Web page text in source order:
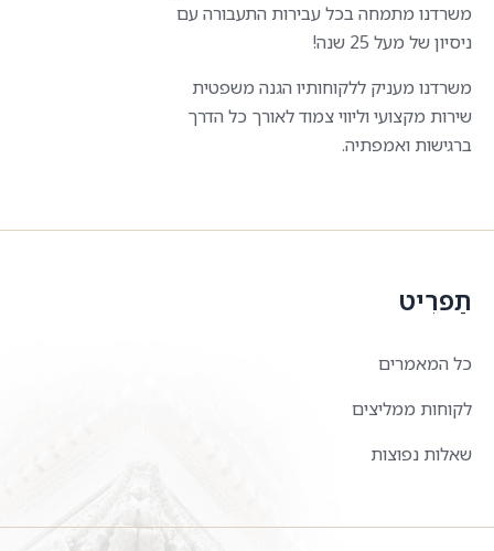
משרדנו מתמחה בכל עבירות התעבורה עם
ניסיון של מעל 25 שנה!
משרדנו מעניק ללקוחותיו הגנה משפטית
שירות מקצועי וליווי צמוד לאורך כל הדרך
ברגישות ואמפתיה.
תַפרִיט
כל המאמרים
לקוחות ממליצים
שאלות נפוצות